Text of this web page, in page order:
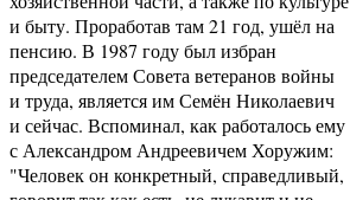
и быту. Проработав там 21 год, ушёл на
пенсию. В 1987 году был избран
председателем Совета ветеранов войны
и труда, является им Семён Николаевич
и сейчас. Вспоминал, как работалось ему
с Александром Андреевичем Хоружим:
"Человек он конкретный, справедливый,